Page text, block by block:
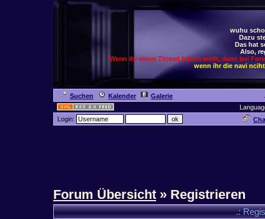
wuhu
Dazu
Das hat
Also,
Wenn ihr einen Thread haben wollt, dann bei
wenn ihr die navi
Suchen Kalender
Galerie
Login:
Forum Übersicht » Registrieren
.: